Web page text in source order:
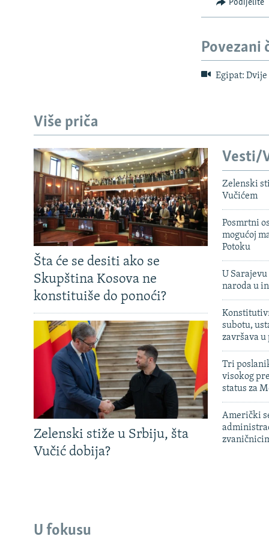
Podijelite
Povezani
Egipat:
Više priča
Šta će se desiti ako se
Skupština Kosova ne
konstituiše do ponoći?
Zelenski stiže u Srbiju, šta
Vučić dobija?
Vesti/
Zelenski
Vučićem
Posmrtni
mogućoj
Potoku
U
naroda u
subotu,
završava u
Tri
visokog
status za
Američki
U fokusu